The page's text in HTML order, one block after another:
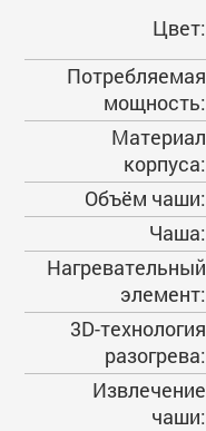
Цвет:
Потребляемая
мощность:
Материал
корпуса:
Объём чаши:
Чаша:
Нагревательный
элемент:
3D-технология
разогрева:
Извлечение
чаши: